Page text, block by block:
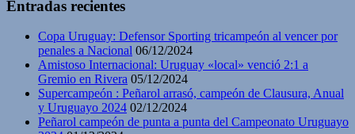
Entradas recientes
Copa Uruguay: Defensor Sporting tricampeón al vencer por
penales a Nacional 06/12/2024
Amistoso Internacional: Uruguay «local» venció 2:1 a
Gremio en Rivera 05/12/2024
Supercampeón : Peñarol arrasó, campeón de Clausura, Anual
y Uruguayo 2024 02/12/2024
Peñarol campeón de punta a punta del Campeonato Uruguayo